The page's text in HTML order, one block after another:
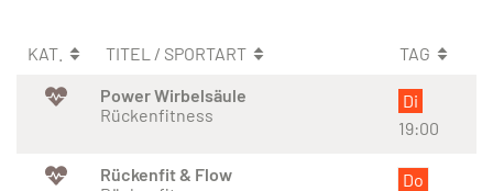
KAT. TITEL / SPORTART
TAG
Power Wirbelsäule
Rückenfitness
Di
19:00
Rückenfit & Flow
Do